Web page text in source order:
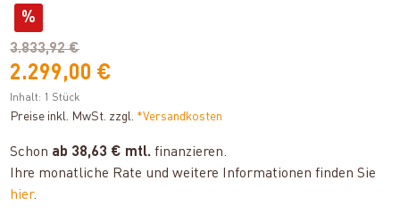
%
3.833,92 €
2.299,00 €
Inhalt: 1 Stück
Preise inkl. MwSt. zzgl. *Versandkosten
Schon ab 38,63 € mtl. finanzieren.
Ihre monatliche Rate und weitere Informationen finden Sie
hier.